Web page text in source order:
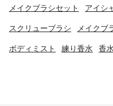
メイクブラシセット アイシ
スクリューブラシ メイクブ
ボディミスト 練り香水 香